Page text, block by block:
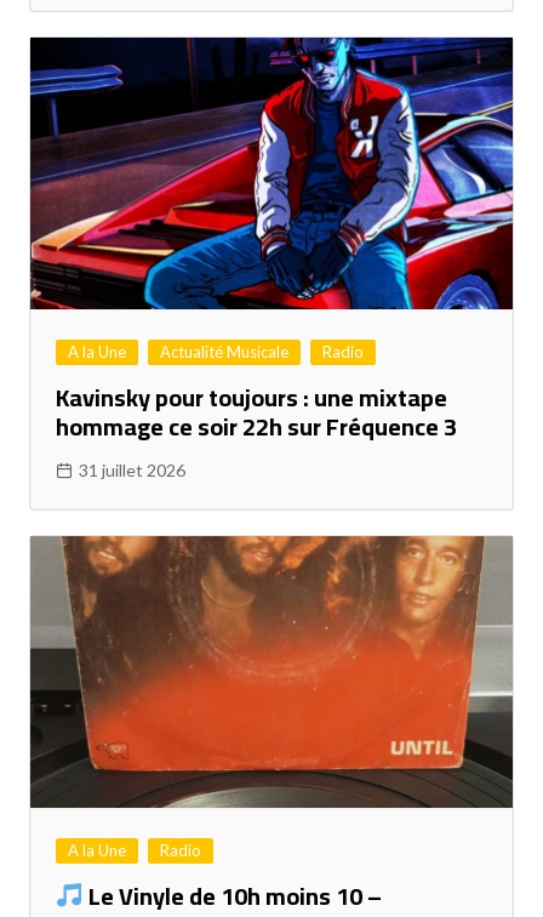
A la Une Actualité Musicale Radio
Kavinsky pour toujours : une mixtape
hommage ce soir 22h sur Fréquence 3
31 juillet 2026
A la Une Radio
Le Vinyle de 10h moins 10 –